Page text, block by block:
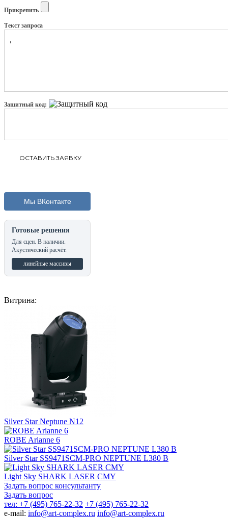
Прикрепить
Текст запроса
Защитный код:
Мы ВКонтакте
Готовые решения
Для сцен. В наличии.
Акустический расчёт.
линейные массивы
Витрина:
Silver Star Neptune N12
ROBE Arianne 6
Silver Star SS9471SCM-PRO NEPTUNE L380 B
Light Sky SHARK LASER CMY
Задать вопрос консультанту
Задать вопрос
тел: +7 (495) 765-22-32 +7 (495) 765-22-32
e-mail: info@art-complex.ru info@art-complex.ru